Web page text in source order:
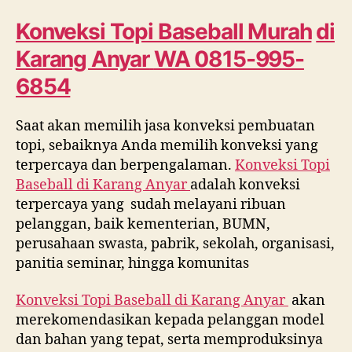
di
Karang
Anyar
6854
Konveksi Topi Baseball Murahdi
Karang AnyarWA 0815-995-
6854
Saat akan memilih jasa konveksi pembuatan
topi, sebaiknya Anda memilih konveksi yang
terpercaya dan berpengalaman. Konveksi Topi
Baseball diKarang Anyaradalah konveksi
terpercaya yang sudah melayani ribuan
pelanggan, baik kementerian, BUMN,
perusahaan swasta, pabrik, sekolah, organisasi,
panitia seminar, hingga komunitas
Konveksi Topi Baseball diKarang Anyar akan
merekomendasikan kepada pelanggan model
dan bahan yang tepat, serta memproduksinya